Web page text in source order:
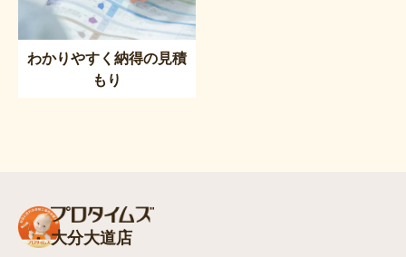
わかりやすく納得の見積
もり
大分大道店